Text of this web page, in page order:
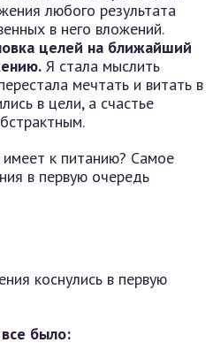
любого результата
в него вложений.
целей на ближайший
Я стала мыслить
мечтать и витать в
в цели, а счастье
к питанию? Самое
в первую очередь
коснулись в первую
было: